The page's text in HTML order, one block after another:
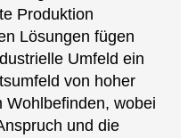
Produktion
Lösungen fügen
Umfeld ein
von hoher
Wohlbefinden, wobei
und die